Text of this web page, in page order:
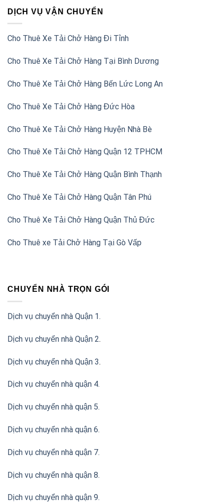
DỊCH VỤ VẬN CHUYỂN
Cho Thuê Xe Tải Chở Hàng Đi Tỉnh
Cho Thuê Xe Tải Chở Hàng Tại Bình Dương
Cho Thuê Xe Tải Chở Hàng Bến Lức Long An
Cho Thuê Xe Tải Chở Hàng Đức Hòa
Cho Thuê Xe Tải Chở Hàng Huyện Nhà Bè
Cho Thuê Xe Tải Chở Hàng Quận 12 TPHCM
Cho Thuê Xe Tải Chở Hàng Quận Bình Thạnh
Cho Thuê Xe Tải Chở Hàng Quận Tân Phú
Cho Thuê Xe Tải Chở Hàng Quận Thủ Đức
Cho Thuê xe Tải Chở Hàng Tại Gò Vấp
CHUYỂN NHÀ TRỌN GÓI
Dịch vụ chuyển nhà Quận 1.
Dịch vụ chuyển nhà Quận 2.
Dịch vụ chuyển nhà Quận 3.
Dịch vụ chuyển nhà quận 4.
Dịch vụ chuyển nhà quận 5.
Dịch vụ chuyển nhà quận 6.
Dịch vụ chuyển nhà quận 7.
Dịch vụ chuyển nhà quận 8.
Dịch vụ chuyển nhà quận 9.